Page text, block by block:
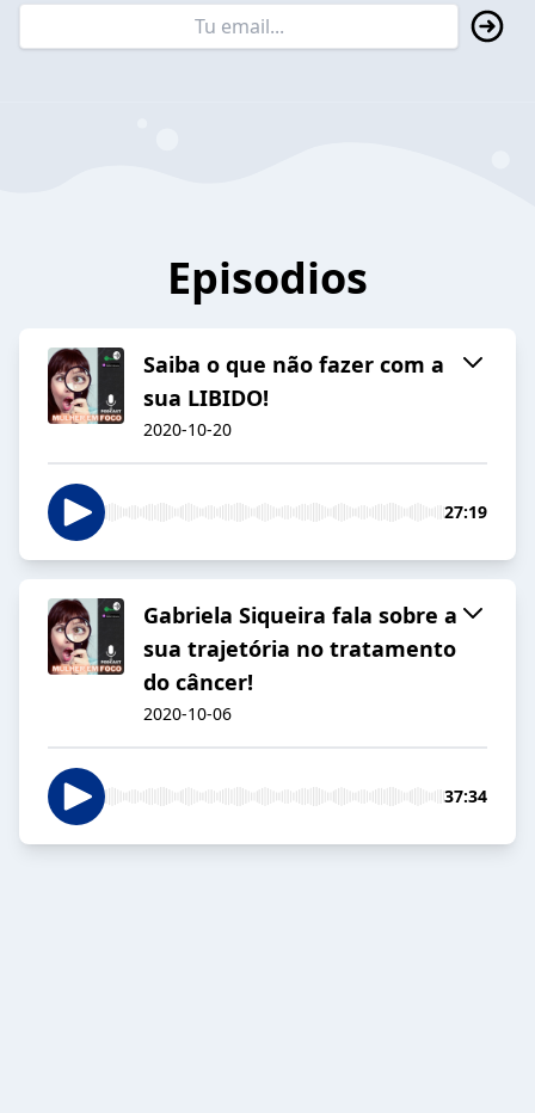
Episodios
Saiba o que não fazer com a
sua LIBIDO!
2020-10-20
27:19
Gabriela Siqueira fala sobre a
sua trajetória no tratamento
do câncer!
2020-10-06
37:34